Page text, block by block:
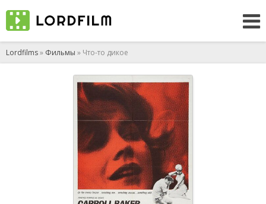
Lordfilms» Фильмы » Что-то дикое